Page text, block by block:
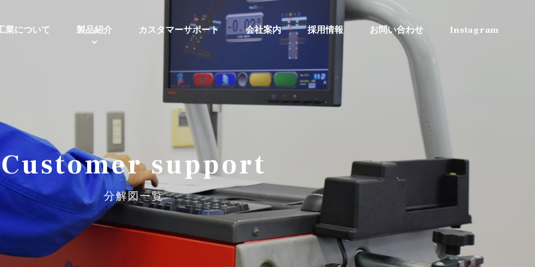
業について 製品紹介 カスタマーサポート 会社案内 採用情報 お問い合わせ Instagram
Customer support
分解図一覧